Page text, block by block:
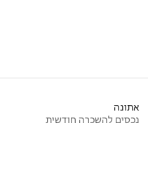
אתונה
נכסים להשכרה חודשית